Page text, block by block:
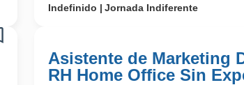
Indefinido
Jornada Indiferente
Asistente de Marketing
RH Home Office Sin